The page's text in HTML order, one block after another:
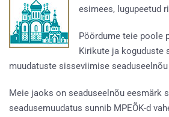
esimees, lugupeetud
Pöördume teie poole
Kirikute ja koguduste
muudatuste sisseviimise
Meie jaoks on seaduseelnõu eesmärk
seadusemuudatus sunnib MPEÕK-d